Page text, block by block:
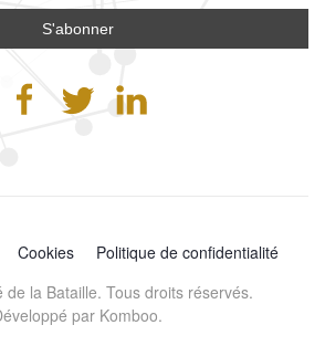
Cookies
Politique de confidentialité
de la Bataille. Tous droits réservés.
par Komboo.